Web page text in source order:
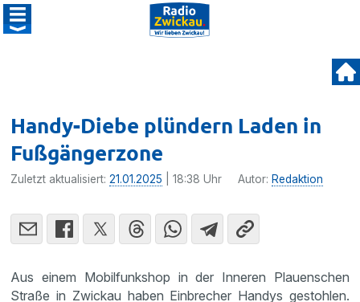
Handy-Diebe plündern Laden in
Fußgängerzone
Zuletzt aktualisiert:21.01.2025 | 18:38 Uhr Autor: Redaktion
Aus einem Mobilfunkshop in der Inneren Plauenschen
Straße in Zwickau haben Einbrecher Handys gestohlen.